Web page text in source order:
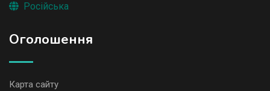
Російська
Оголошення
Карта сайту